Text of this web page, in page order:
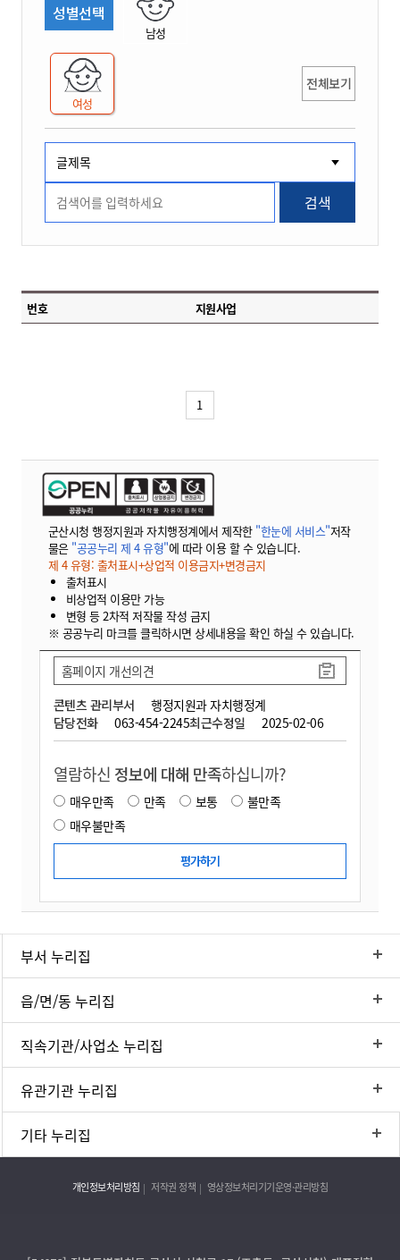
성별선택
남성
여성
전체보기
검색
번호 지원사업
1
군산시청 행정지원과 자치행정계에서 제작한 "한눈에 서비스"저작
물은 "공공누리 제 4 유형"에 따라 이용 할 수 있습니다.
제 4 유형: 출처표시+상업적 이용금지+변경금지
출처표시
비상업적 이용만 가능
변형 등 2차적 저작물 작성 금지
※ 공공누리 마크를 클릭하시면 상세내용을 확인 하실 수 있습니다.
콘텐츠 관리부서
행정지원과 자치행정계
담당전화
063-454-2245최근수정일 2025-02-06
홈페이지 개선의견
열람하신 정보에 대해 만족하십니까?
매우만족 만족 보통
불만족
매우불만족
부서 누리집
읍/면/동 누리집
직속기관/사업소 누리집
유관기관 누리집
기타 누리집
개인정보처리방침 저작권 정책 영상정보처리기기운영·관리방침